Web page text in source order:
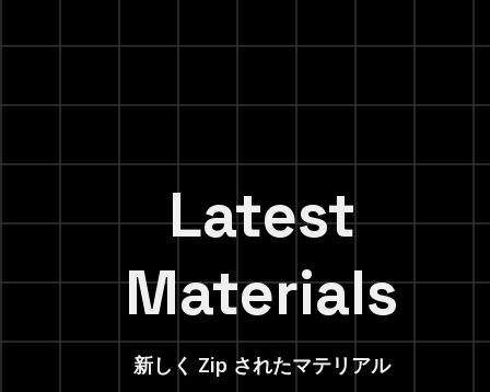
Latest
Materials
新しく Zip されたマテリアル